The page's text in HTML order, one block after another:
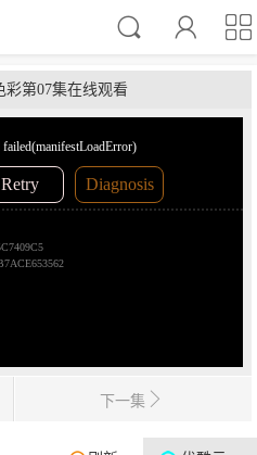
彩第07集在线观看
下一集